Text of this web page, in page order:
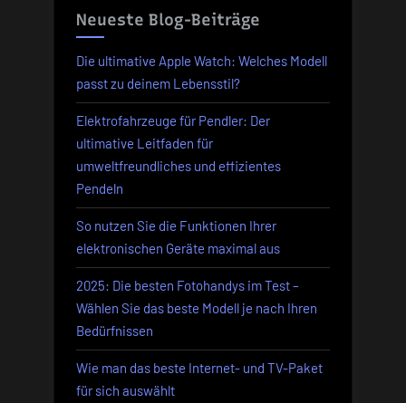
für
auswählt“
Neueste Blog-Beiträge
Die ultimative Apple Watch: Welches Modell
passt zu deinem Lebensstil?
Elektrofahrzeuge für Pendler: Der
ultimative Leitfaden für
umweltfreundliches und effizientes
Pendeln
So nutzen Sie die Funktionen Ihrer
elektronischen Geräte maximal aus
2025: Die besten Fotohandys im Test –
Wählen Sie das beste Modell je nach Ihren
Bedürfnissen
Wie man das beste Internet- und TV-Paket
für sich auswählt